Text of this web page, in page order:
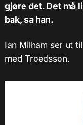
gjøre det. Det må
bak, sa han.
Ian Milham ser ut
med Troedsson.